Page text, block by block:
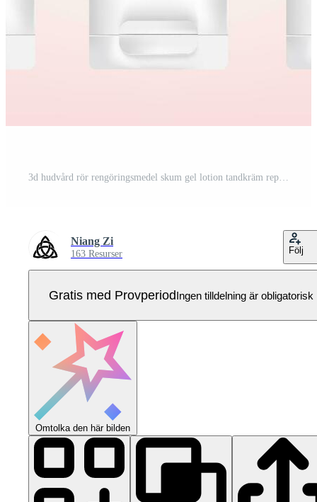
3d hudvård rör rengöringsmedel skum gel lotion tandkräm rep vektor logotyp attrapp produkt illustration föränderlig rör Färg Pro Vektor
Niang Zi
163 Resurser Följ
Gratis med ProvperiodIngen tilldelning är obligatorisk
Omtolka den här bilden